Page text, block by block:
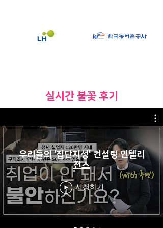
​실시간 불꽃 후기
우리들의 '집단지성' 컨설팅 인텔리
전스
시청하기